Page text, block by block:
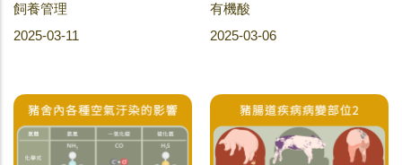
飼養管理
2025-03-11
有機酸
2025-03-06